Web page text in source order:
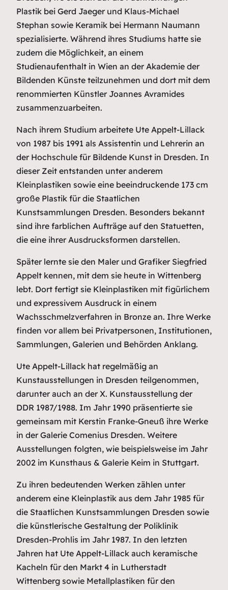
Plastik bei Gerd Jaeger und Klaus-Michael
Stephan sowie Keramik bei Hermann Naumann
spezialisierte. Während ihres Studiums hatte sie
zudem die Möglichkeit, an einem
Studienaufenthalt in Wien an der Akademie der
Bildenden Künste teilzunehmen und dort mit dem
renommierten Künstler Joannes Avramides
zusammenzuarbeiten.
Nach ihrem Studium arbeitete Ute Appelt-Lillack
von 1987 bis 1991 als Assistentin und Lehrerin an
der Hochschule für Bildende Kunst in Dresden. In
dieser Zeit entstanden unter anderem
Kleinplastiken sowie eine beeindruckende 173 cm
große Plastik für die Staatlichen
Kunstsammlungen Dresden. Besonders bekannt
sind ihre farblichen Aufträge auf den Statuetten,
die eine ihrer Ausdrucksformen darstellen.
Später lernte sie den Maler und Grafiker Siegfried
Appelt kennen, mit dem sie heute in Wittenberg
lebt. Dort fertigt sie Kleinplastiken mit figürlichem
und expressivem Ausdruck in einem
Wachsschmelzverfahren in Bronze an. Ihre Werke
finden vor allem bei Privatpersonen, Institutionen,
Sammlungen, Galerien und Behörden Anklang.
Ute Appelt-Lillack hat regelmäßig an
Kunstausstellungen in Dresden teilgenommen,
darunter auch an der X. Kunstausstellung der
DDR 1987/1988. Im Jahr 1990 präsentierte sie
gemeinsam mit Kerstin Franke-Gneuß ihre Werke
in der Galerie Comenius Dresden. Weitere
Ausstellungen folgten, wie beispielsweise im Jahr
2002 im Kunsthaus & Galerie Keim in Stuttgart.
Zu ihren bedeutenden Werken zählen unter
anderem eine Kleinplastik aus dem Jahr 1985 für
die Staatlichen Kunstsammlungen Dresden sowie
die künstlerische Gestaltung der Poliklinik
Dresden-Prohlis im Jahr 1987. In den letzten
Jahren hat Ute Appelt-Lillack auch keramische
Kacheln für den Markt 4 in Lutherstadt
Wittenberg sowie Metallplastiken für den